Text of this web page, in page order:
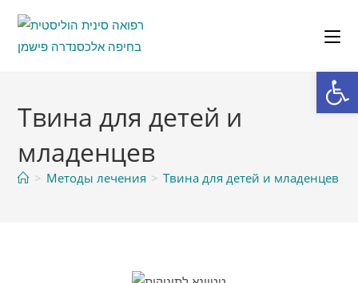
Твина для детей и
младенцев
> Методы лечения > Твина для детей и младенцев